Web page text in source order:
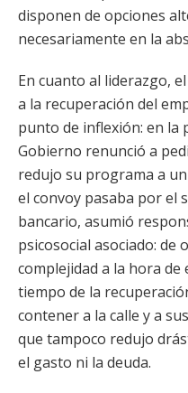
disponen de opciones
necesariamente en la
En cuanto al liderazgo,
a la recuperación del
punto de inflexión: en la
Gobierno renunció a
redujo su programa a
el convoy pasaba por el
bancario, asumió
psicosocial asociado: de
complejidad a la hora de
tiempo de la
contener a la calle y a
que tampoco redujo
el gasto ni la deuda.